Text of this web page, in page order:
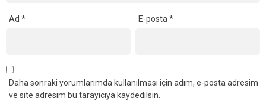
Ad * E-posta*
Daha sonraki yorumlarımda kullanılması için adım, e-posta adresim
ve site adresim bu tarayıcıya kaydedilsin.